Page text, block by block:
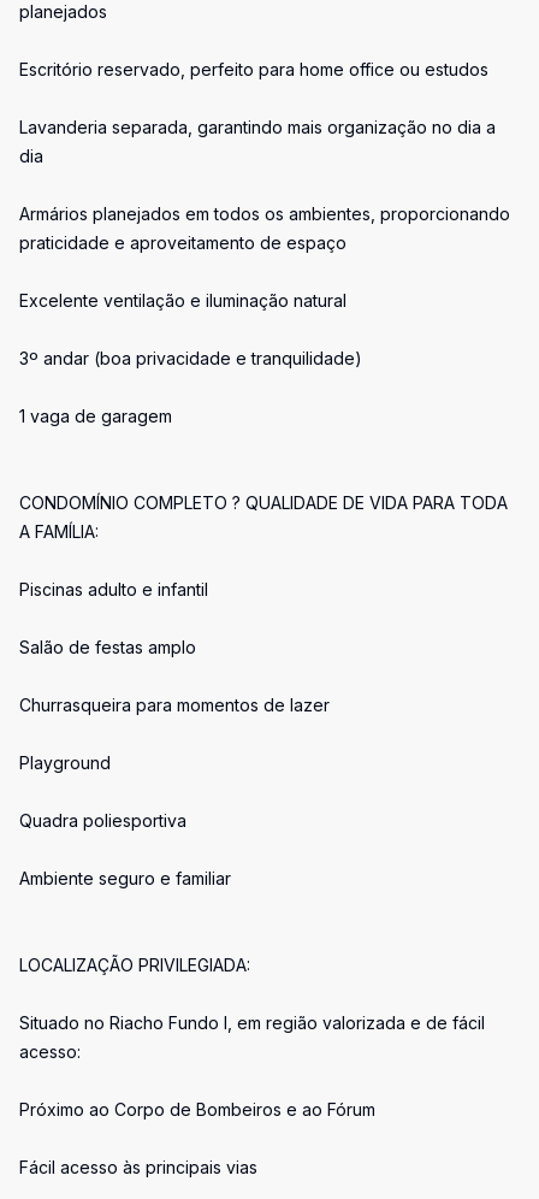
planejados
Escritório reservado, perfeito para home office ou estudos
Lavanderia separada, garantindo mais organização no dia a
dia
Armários planejados em todos os ambientes, proporcionando
praticidade e aproveitamento de espaço
Excelente ventilação e iluminação natural
3º andar (boa privacidade e tranquilidade)
1 vaga de garagem
CONDOMÍNIO COMPLETO ? QUALIDADE DE VIDA PARA TODA
A FAMÍLIA:
Piscinas adulto e infantil
Salão de festas amplo
Churrasqueira para momentos de lazer
Playground
Quadra poliesportiva
Ambiente seguro e familiar
LOCALIZAÇÃO PRIVILEGIADA:
Situado no Riacho Fundo I, em região valorizada e de fácil
acesso:
Próximo ao Corpo de Bombeiros e ao Fórum
Fácil acesso às principais vias